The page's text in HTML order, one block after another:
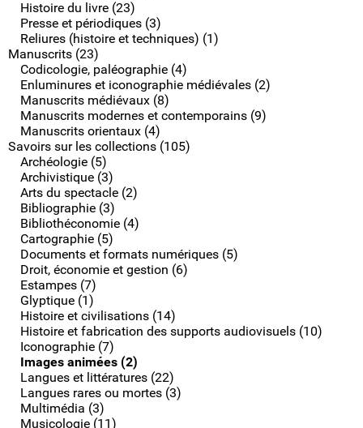
Histoire du livre (23)
Presse et périodiques (3)
Reliures (histoire et techniques) (1)
Manuscrits (23)
Codicologie, paléographie (4)
Enluminures et iconographie médiévales (2)
Manuscrits médiévaux (8)
Manuscrits modernes et contemporains (9)
Manuscrits orientaux (4)
Savoirs sur les collections (105)
Archéologie (5)
Archivistique (3)
Arts du spectacle (2)
Bibliographie (3)
Bibliothéconomie (4)
Cartographie (5)
Documents et formats numériques (5)
Droit, économie et gestion (6)
Estampes (7)
Glyptique (1)
Histoire et civilisations (14)
Histoire et fabrication des supports audiovisuels (10)
Iconographie (7)
Images animées (2)
Langues et littératures (22)
Langues rares ou mortes (3)
Multimédia (3)
Musicologie (11)